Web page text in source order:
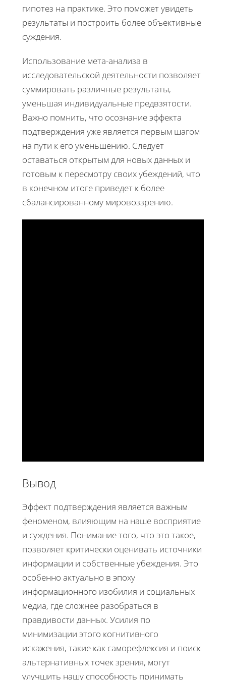
гипотез на практике. Это поможет увидеть
результаты и построить более объективные
суждения.
Использование мета-анализа в
исследовательской деятельности позволяет
суммировать различные результаты,
уменьшая индивидуальные предвзятости.
Важно помнить, что осознание эффекта
подтверждения уже является первым шагом
на пути к его уменьшению. Следует
оставаться открытым для новых данных и
готовым к пересмотру своих убеждений, что
в конечном итоге приведет к более
сбалансированному мировоззрению.
Вывод
Эффект подтверждения является важным
феноменом, влияющим на наше восприятие
и суждения. Понимание того, что это такое,
позволяет критически оценивать источники
информации и собственные убеждения. Это
особенно актуально в эпоху
информационного изобилия и социальных
медиа, где сложнее разобраться в
правдивости данных. Усилия по
минимизации этого когнитивного
искажения, такие как саморефлексия и поиск
альтернативных точек зрения, могут
улучшить нашу способность принимать